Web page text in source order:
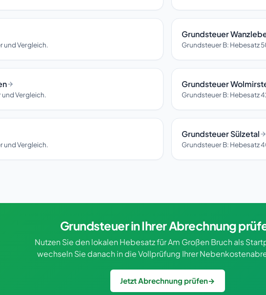
und Vergleich.
Grundsteuer
Grundsteuer B: Hebesatz
und Vergleich.
Grundsteuer
Grundsteuer B: Hebesatz
und Vergleich.
Grundsteuer Sülzetal
Grundsteuer B: Hebesatz
Grundsteuer in Ihrer Abrechnung
Nutzen Sie den lokalen Hebesatz für Am Großen Bruch als
wechseln Sie danach in die Vollprüfung Ihrer
Jetzt Abrechnung prüfen→